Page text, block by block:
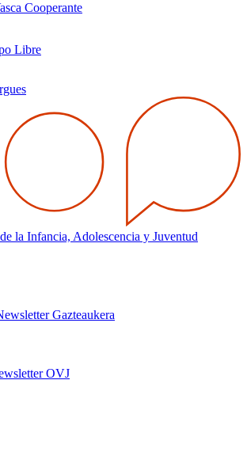
Cooperante
Libre
la Infancia, Adolescencia y Juventud
Gazteaukera
OVJ